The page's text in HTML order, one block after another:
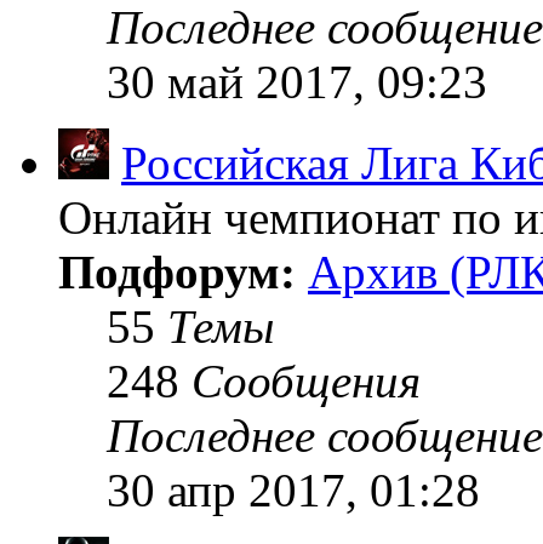
Последнее сообщение
30 май 2017, 09:23
Российская Лига
Онлайн чемпионат по
Подфорум: Архив
55 Темы
248 Сообщения
Последнее сообщение
30 апр 2017, 01:28